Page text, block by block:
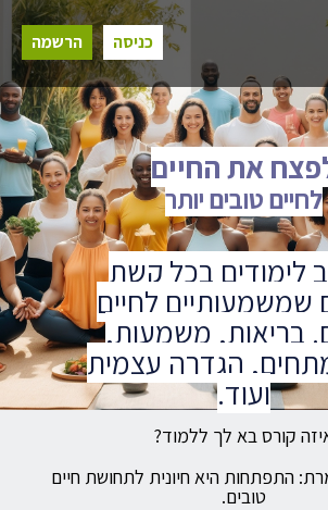
הרשמה כניסה
את החיים
לחיים טובים יותר
לימודים בכל קשת
שמשמעותיים לחיים
בריאות, משמעות,
הגדרה עצמית
ועוד.
קורס בא לך ללמוד?
התפתחות היא חיונית לתחושת חיים
טובים.